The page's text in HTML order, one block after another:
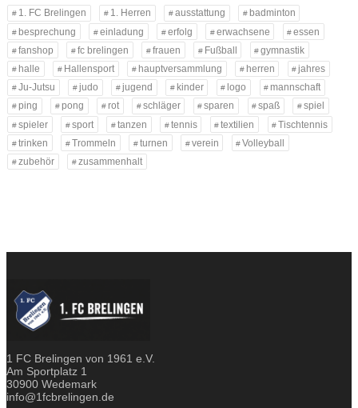
1. FC Brelingen 1. Herren ausstattung
badminton
besprechung
einladung erfolg erwachsene
essen
fanshop
fc brelingen frauen Fußball
gymnastik
halle
Hallensport hauptversammlung herren
jahres
Ju-Jutsu
judo jugend kinder logo
mannschaft
ping
pong rot schläger sparen spaß
spiel
spieler
sport tanzen tennis textilien
Tischtennis
trinken
Trommeln turnen verein
Volleyball
zubehör
zusammenhalt
1 FC Brelingen von 1961 e.V.
Am Sportplatz 1
30900 Wedemark
info@1fcbrelingen.de